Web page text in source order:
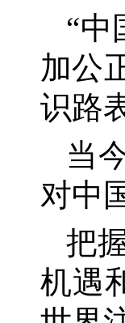
“中
加公
识路
当
对中
把
机遇